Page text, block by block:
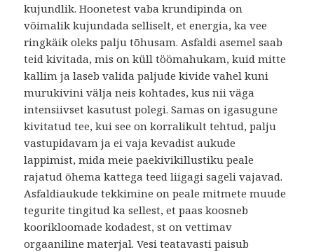
kujundlik. Hoonetest vaba krundipinda on
võimalik kujundada selliselt, et energia, ka vee
ringkäik oleks palju tõhusam. Asfaldi asemel saab
teid kivitada, mis on küll töömahukam, kuid mitte
kallim ja laseb valida paljude kivide vahel kuni
murukivini välja neis kohtades, kus nii väga
intensiivset kasutust polegi. Samas on igasugune
kivitatud tee, kui see on korralikult tehtud, palju
vastupidavam ja ei vaja kevadist aukude
lappimist, mida meie paekivikillustiku peale
rajatud õhema kattega teed liigagi sageli vajavad.
Asfaldiaukude tekkimine on peale mitmete muude
tegurite tingitud ka sellest, et paas koosneb
koorikloomade kodadest, st on vettimav
orgaaniline materjal. Vesi teatavasti paisub